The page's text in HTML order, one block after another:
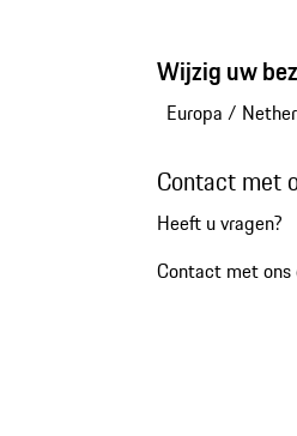
Wijzig uw
Europa /
Contact met
Heeft u vragen?
Contact met ons